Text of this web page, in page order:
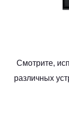
Смотрите,
различных